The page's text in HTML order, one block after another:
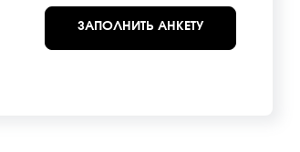
ЗАПОЛНИТЬ АНКЕТУ